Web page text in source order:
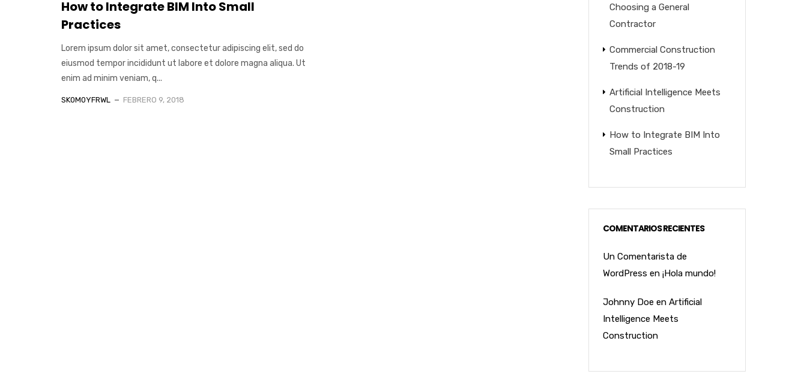
How to Integrate BIM Into Small
Practices
Lorem ipsum dolor sit amet, consectetur adipiscing elit, sed do
eiusmod tempor incididunt ut labore et dolore magna aliqua. Ut
enim ad minim veniam, q...
SK0M0YFRWL FEBRERO 9, 2018
Choosing a General
Contractor
Commercial Construction
Trends of 2018-19
Artificial Intelligence Meets
Construction
How to Integrate BIM Into
Small Practices
COMENTARIOS RECIENTES
Un Comentarista de
WordPress en ¡Hola mundo!
Johnny Doe en Artificial
Intelligence Meets
Construction